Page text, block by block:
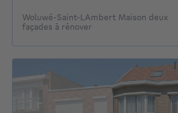
Woluwé-Saint-LAmbert Maison deux
façades à rénover